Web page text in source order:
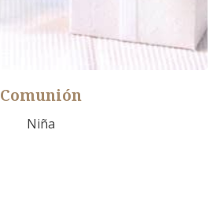
Comunión
Niña